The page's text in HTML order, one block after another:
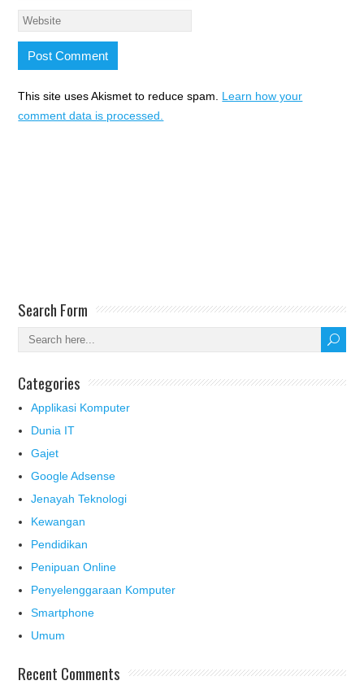
This site uses Akismet to reduce spam. Learn how your
comment data is processed.
Search Form
Categories
Applikasi Komputer
Dunia IT
Gajet
Google Adsense
Jenayah Teknologi
Kewangan
Pendidikan
Penipuan Online
Penyelenggaraan Komputer
Smartphone
Umum
Recent Comments